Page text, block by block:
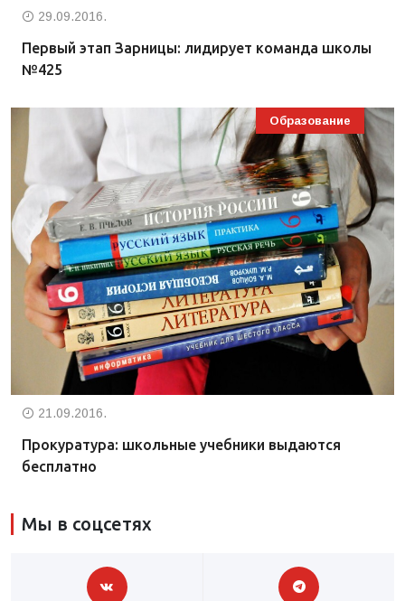
29.09.2016.
Первый этап Зарницы: лидирует команда школы
№425
Образование
21.09.2016.
Прокуратура: школьные учебники выдаются
бесплатно
Мы в соцсетях